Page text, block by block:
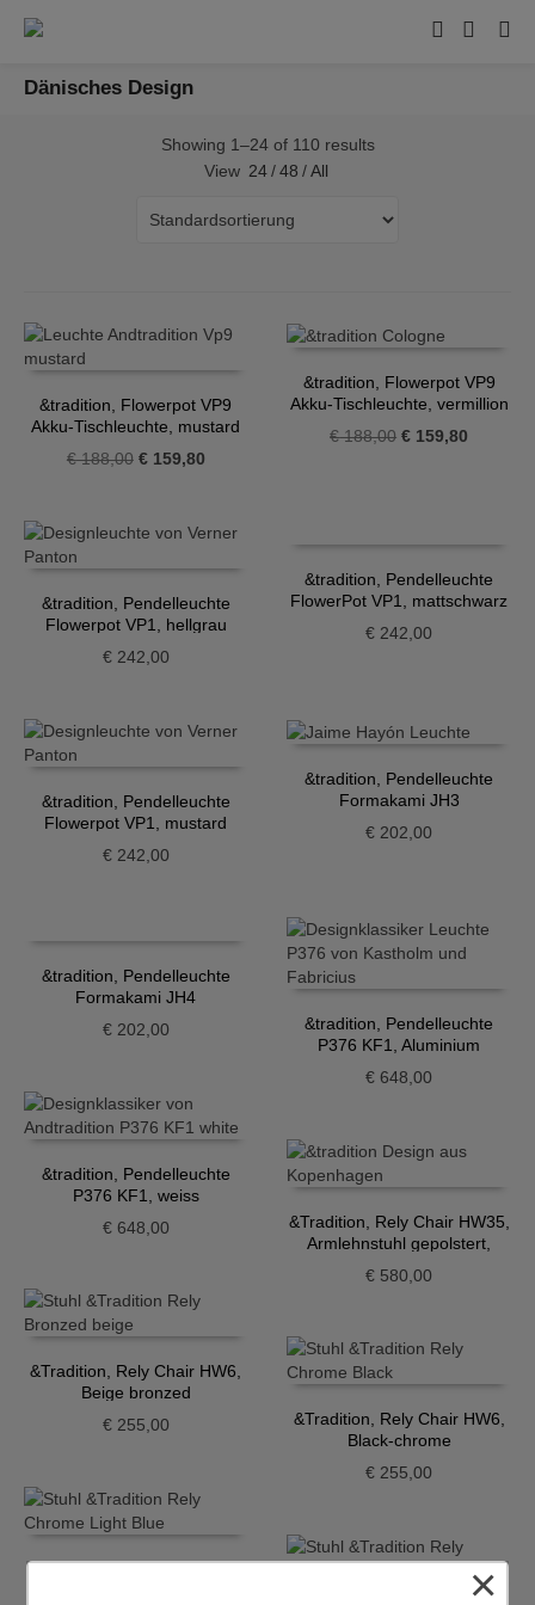
Dänisches Design
Showing 1–24 of 110 results
View 24 / 48 / All
&tradition, Flowerpot VP9
Akku-Tischleuchte, mustard
€188,00 Ursprünglicher
€ 188,00
€159,80Aktueller
€ 159,80.
&tradition, Flowerpot VP9
Akku-Tischleuchte, vermillion
red
€188,00 Ursprünglicher
€ 159,80
&tradition, Pendelleuchte
Flowerpot VP1, hellgrau
€242,00
&tradition, Pendelleuchte
FlowerPot VP1, mattschwarz
€ 242,00
&tradition, Pendelleuchte
Flowerpot VP1, mustard
€242,00
&tradition, Pendelleuchte
Formakami JH3
€ 202,00
&tradition, Pendelleuchte
Formakami JH4
€202,00
&tradition, Pendelleuchte
P376 KF1, Aluminium
€ 648,00
&tradition, Pendelleuchte
P376 KF1, weiss
€648,00
&Tradition, Rely Chair HW35,
Armlehnstuhl gepolstert,
€ 580,00
&Tradition, Rely Chair HW6,
Beige bronzed
€255,00
&Tradition, Rely Chair HW6,
Black-chrome
€ 255,00
&Tradition, Rely Chair HW6,
×